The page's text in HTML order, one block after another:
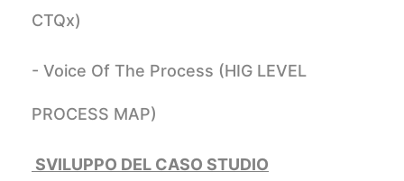
CTQx)
- Voice Of The Process (HIG LEVEL
PROCESS MAP)
SVILUPPO DEL CASO STUDIO